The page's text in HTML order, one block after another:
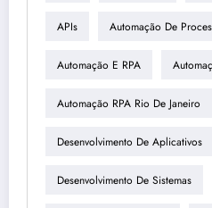
APIs Automação De
Automação E RPA
Automação RPA Rio De Janeiro
Desenvolvimento De Aplicativos
Desenvolvimento De Sistemas